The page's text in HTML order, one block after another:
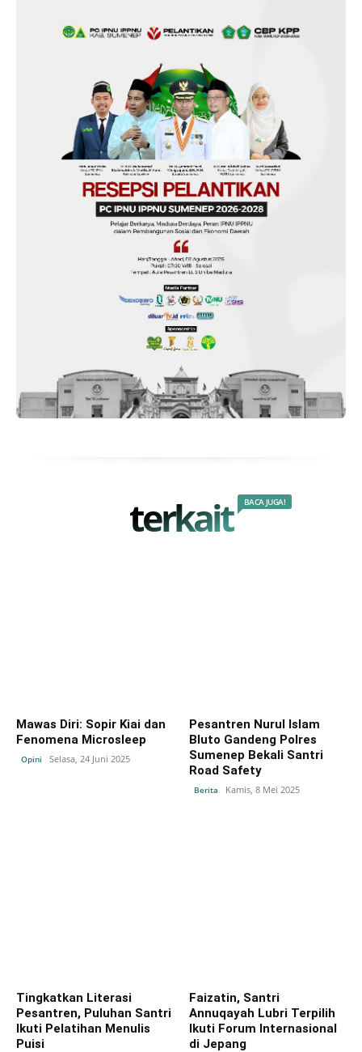
terkait BACA JUGA!
Mawas Diri: Sopir Kiai dan
Fenomena Microsleep
Opini Selasa, 24 Juni 2025
Pesantren Nurul Islam
Bluto Gandeng Polres
Sumenep Bekali Santri
Road Safety
Berita Kamis, 8 Mei 2025
Tingkatkan Literasi
Pesantren, Puluhan Santri
Ikuti Pelatihan Menulis
Puisi
Faizatin, Santri
Annuqayah Lubri Terpilih
Ikuti Forum Internasional
di Jepang